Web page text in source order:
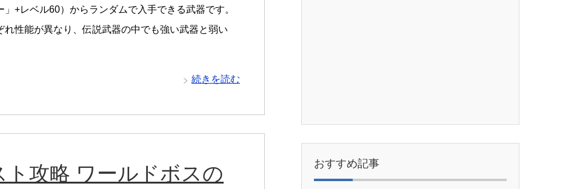
」+レベル60）からランダムで入手できる武器です。
れ性能が異なり、伝説武器の中でも強い武器と弱い
続きを読む
攻略 ワールドボスの
おすすめ記事